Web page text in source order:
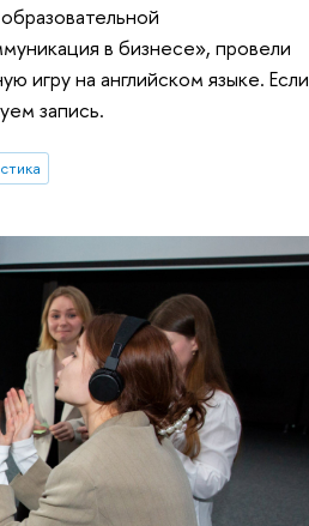
в бизнесе», провели
игру на английском языке. Если
запись.